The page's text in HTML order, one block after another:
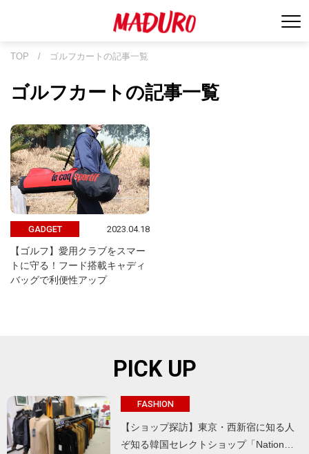
TOP / ゴルフカートの記事一覧
ゴルフカートの記事一覧
GADGET 2023.04.18
【ゴルフ】愛用クラブをスマー
トに守る！フード搭載キャディ
バッグで利便性アップ
PICK UP
FASHION
【ショップ探訪】東京・西新宿に知る人
ぞ知る韓国セレクトショップ「Nation…